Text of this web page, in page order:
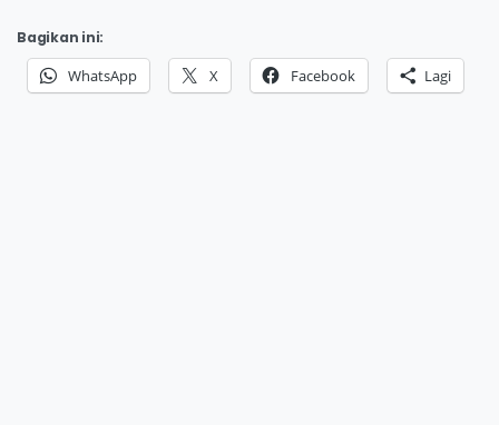
Bagikan ini:
WhatsApp X Facebook Lagi